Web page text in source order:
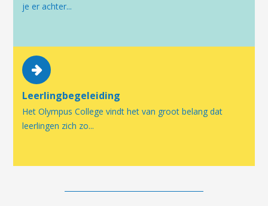
je er achter...
Leerlingbegeleiding
Het Olympus College vindt het van groot belang dat
leerlingen zich zo...